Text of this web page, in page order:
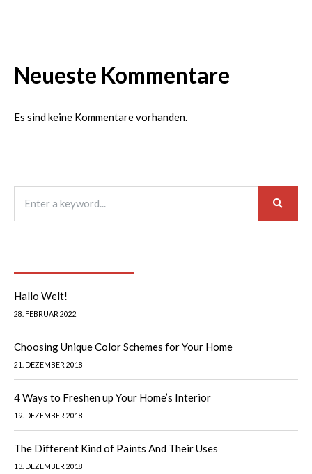
Neueste Kommentare
Es sind keine Kommentare vorhanden.
Hallo Welt!
28. FEBRUAR 2022
Choosing Unique Color Schemes for Your Home
21. DEZEMBER 2018
4 Ways to Freshen up Your Home’s Interior
19. DEZEMBER 2018
The Different Kind of Paints And Their Uses
13. DEZEMBER 2018